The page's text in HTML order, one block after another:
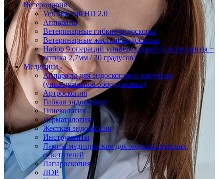
Ветеринария
VetCam Full HD 2.0
Аппараты
Ветеринарные гибкие эндоскопы
Ветеринарные жесткие эндоскопы
Набор 9 операций универсальный (инструменты +
оптика 2,7мм / 30 градусов)
Медицина
Аппараты для эндоскопии и хирургии
(универсальное оборудование)
Артроскопия
Гибкая эндоскопия
Гинекология
Дерматология
Жесткая эндоскопия
Инструменты
Лампы медицинские для эндоскопических
осветителей
Лапароскопия
ЛОР